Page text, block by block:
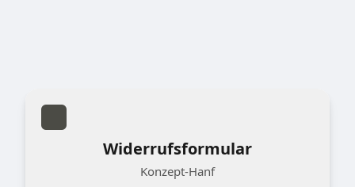
Widerrufsformular
Konzept-Hanf